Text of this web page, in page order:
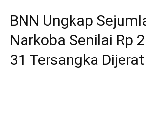
BNN Ungkap
Narkoba Senilai Rp
31 Tersangka Dijerat